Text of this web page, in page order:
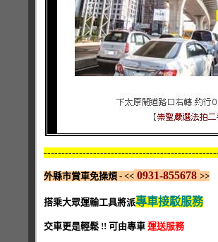
外縣市賞車免操煩 - << 0931-855678 >>
搭乘大眾運輸工具將派專車接駁服務
交車更是輕鬆 !! 可由專車 運送服務